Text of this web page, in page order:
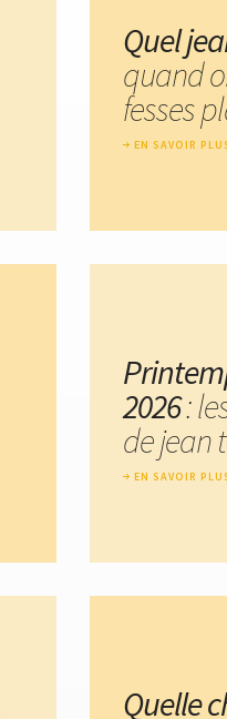
Quel
quand
fesses
EN SAVOIR
2026:
de jean
EN SAVOIR
Quelle